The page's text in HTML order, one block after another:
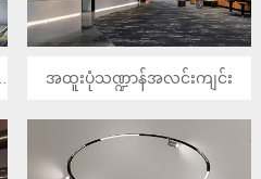
အထူးပုံသဏ္ဍာန်အလင်းကျင်း